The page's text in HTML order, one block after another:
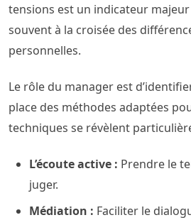
tensions est un indicateur
souvent à la croisée des
personnelles.
Le rôle du manager est
place des méthodes adaptées
techniques se révèlent
L’écoute active : Prendre le
juger.
Médiation : Faciliter le